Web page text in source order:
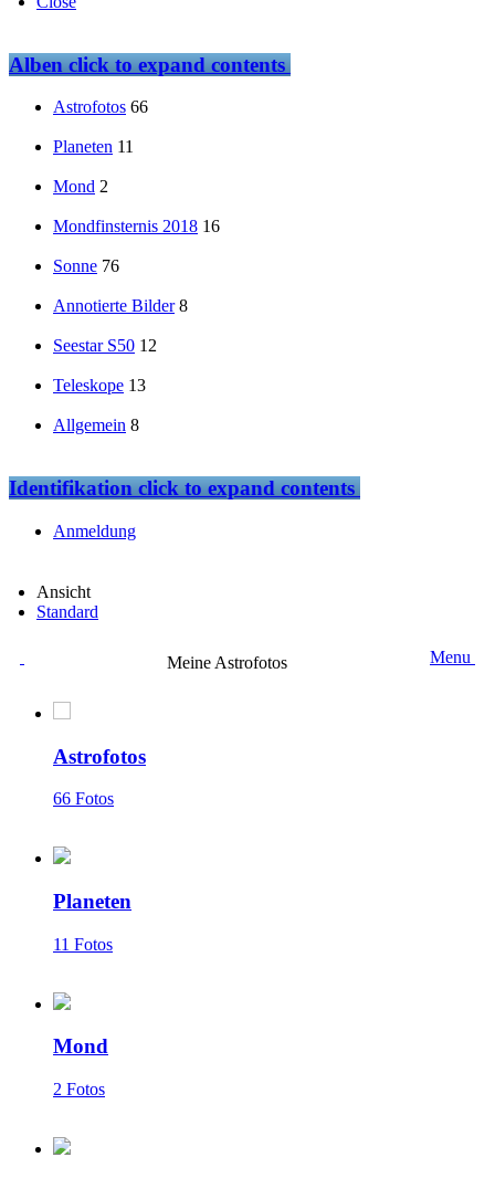
Albenclick to expand contents
Astrofotos 66
Planeten 11
Mond 2
Mondfinsternis 2018 16
Sonne 76
Annotierte Bilder 8
Seestar S50 12
Teleskope 13
Allgemein 8
Identifikationclick to expand contents
Anmeldung
Ansicht
Standard
Meine Astrofotos Menu
Astrofotos
66 Fotos
Planeten
11 Fotos
Mond
2 Fotos